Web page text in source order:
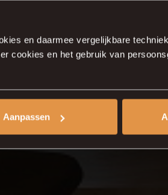
en daarmee vergelijkbare
cookies en het gebruik van
Aanpassen